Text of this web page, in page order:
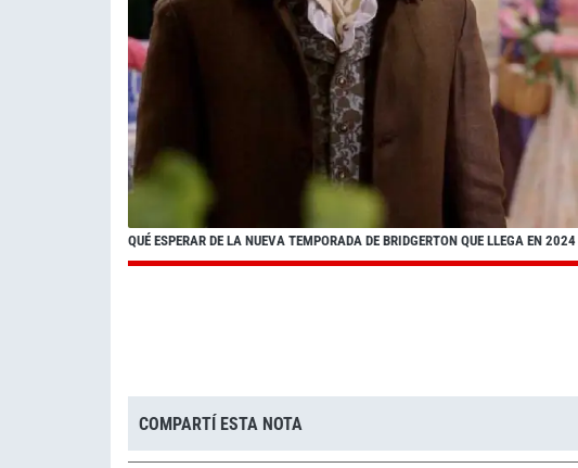
QUÉ ESPERAR DE LA NUEVA TEMPORADA DE BRIDGERTON QUE LLEGA EN 2024
COMPARTÍ ESTA NOTA